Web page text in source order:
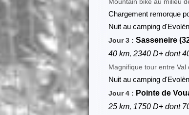
Chargement remorque
Nuit au camping
Jour 3 : Sasseneire
40 km, 2340 D+ dont
Magnifique tour entre
Nuit au camping
Jour 4 : Pointe de
25 km, 1750 D+ dont